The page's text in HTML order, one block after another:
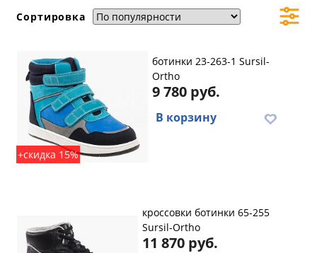
Сортировка
+скидка 15%
ботинки 23-263-1 Sursil-
Ortho
9 780 руб.
В корзину
кроссовки ботинки 65-255
Sursil-Ortho
11 870 руб.